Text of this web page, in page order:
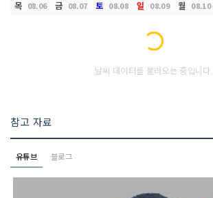
목 08.06 금 08.07 토 08.08 일 08.09 월 08.10
Loading...
날씨 데이터를 불러오는 중입니다.
참고 자료
유튜브 블로그